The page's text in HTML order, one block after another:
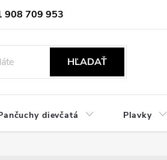
908 709 953
HĽADAŤ
dievčatá Plavky